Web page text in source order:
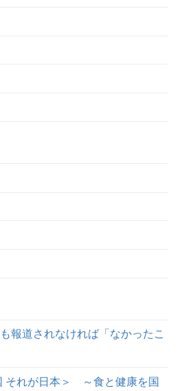
報道されなければ「なかったこ
それが日本＞ ～食と健康を国